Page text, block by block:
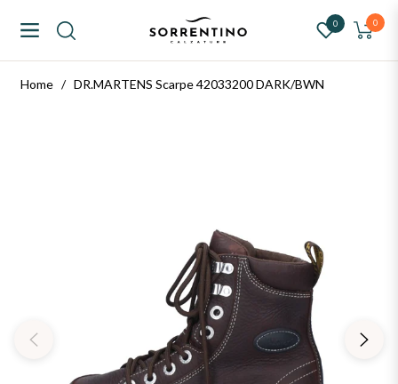
Navigation Calzature 0
Carrello
0
Home / DR.MARTENS Scarpe 42033200 DARK/BWN